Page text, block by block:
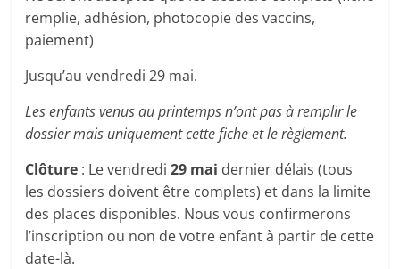
remplie, adhésion, photocopie des vaccins,
paiement)
Jusqu’au vendredi 29 mai.
Les enfants venus au printemps n’ont pas à remplir le
dossier mais uniquement cette fiche et le règlement.
Clôture : Le vendredi29 mai dernier délais (tous
les dossiers doivent être complets) et dans la limite
des places disponibles. Nous vous confirmerons
l’inscription ou non de votre enfant à partir de cette
date-là.